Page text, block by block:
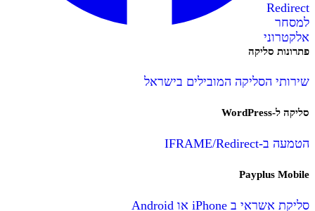
Redirect
למסחר
אלקטרוני
פתרונות סליקה
שירותי הסליקה המובילים בישראל
סליקה ל-WordPress
הטמעה ב-IFRAME/Redirect
Payplus Mobile
סליקת אשראי ב iPhone או Android